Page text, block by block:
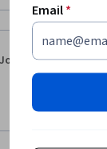
Jorge MonAlv
Email*